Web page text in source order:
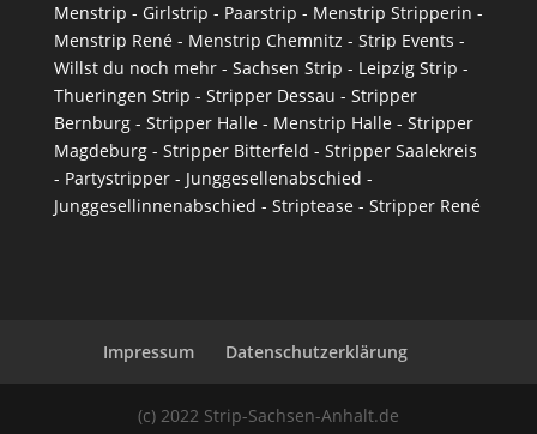
Menstrip - Girlstrip - Paarstrip - Menstrip Stripperin -
Menstrip René- Menstrip Chemnitz - Strip Events -
Willst du noch mehr- Sachsen Strip - Leipzig Strip -
Thueringen Strip - Stripper Dessau - Stripper
Bernburg- Stripper Halle- Menstrip Halle - Stripper
Magdeburg- Stripper Bitterfeld - Stripper Saalekreis
- Partystripper- Junggesellenabschied -
Junggesellinnenabschied - Striptease- Stripper René
Impressum Datenschutzerklärung
(c) 2022 Strip-Sachsen-Anhalt.de